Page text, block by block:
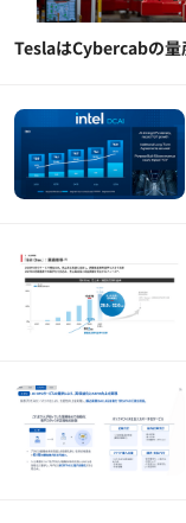
TeslaはCybercabの量